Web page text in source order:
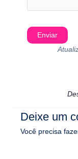
Deixe um
Você precisa